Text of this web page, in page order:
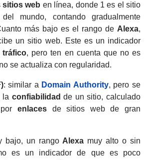
sitios web en línea, donde 1 es el sitio
mundo, contando gradualmente
más bajo es el rango de Alexa,
un sitio web. Este es un indicador
tráfico, pero ten en cuenta que no es
se actualiza con regularidad.
: similar a Domain Authority, pero se
la confiabilidad de un sitio, calculado
enlacesde sitios web de gran
bajo, un rango Alexa muy alto o sin
es un indicador de que es poco